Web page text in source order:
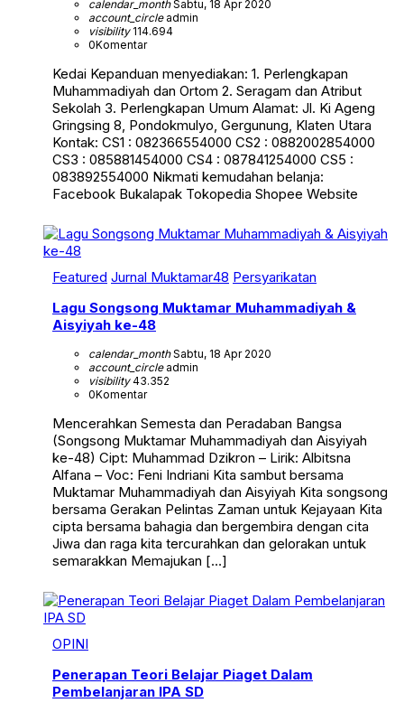
calendar_monthSabtu, 18 Apr 2020
account_circleadmin
visibility114.694
0Komentar
Kedai Kepanduan menyediakan: 1. Perlengkapan
Muhammadiyah dan Ortom 2. Seragam dan Atribut
Sekolah 3. Perlengkapan Umum Alamat: Jl. Ki Ageng
Gringsing 8, Pondokmulyo, Gergunung, Klaten Utara
Kontak: CS1 : 082366554000 CS2 : 0882002854000
CS3 : 085881454000 CS4 : 087841254000 CS5 :
083892554000 Nikmati kemudahan belanja:
Facebook Bukalapak Tokopedia Shopee Website
Featured Jurnal Muktamar48 Persyarikatan
Lagu Songsong Muktamar Muhammadiyah &
Aisyiyah ke-48
calendar_monthSabtu, 18 Apr 2020
account_circleadmin
visibility43.352
0Komentar
Mencerahkan Semesta dan Peradaban Bangsa
(Songsong Muktamar Muhammadiyah dan Aisyiyah
ke-48) Cipt: Muhammad Dzikron – Lirik: Albitsna
Alfana – Voc: Feni Indriani Kita sambut bersama
Muktamar Muhammadiyah dan Aisyiyah Kita songsong
bersama Gerakan Pelintas Zaman untuk Kejayaan Kita
cipta bersama bahagia dan bergembira dengan cita
Jiwa dan raga kita tercurahkan dan gelorakan untuk
semarakkan Memajukan […]
OPINI
Penerapan Teori Belajar Piaget Dalam
Pembelanjaran IPA SD